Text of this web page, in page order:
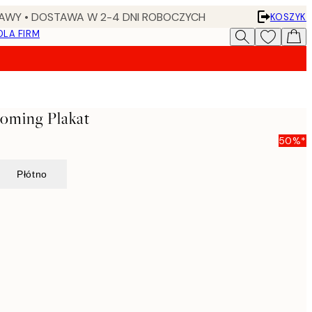
• DOSTAWA W 2-4 DNI ROBOCZYCH
KOSZYK
FIRM
Plakat
50%*
Płótno